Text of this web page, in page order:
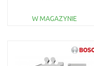
W MAGAZYNIE
Do porównania